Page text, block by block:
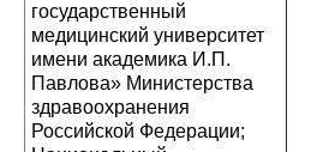
государственный
медицинский университет
имени академика И.П.
Павлова» Министерства
здравоохранения
Российской Федерации;